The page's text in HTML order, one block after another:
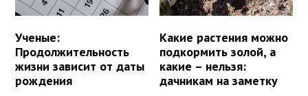
Ученые:
Продолжительность
жизни зависит от даты
рождения
Какие растения можно
подкормить золой, а
какие – нельзя:
дачникам на заметку